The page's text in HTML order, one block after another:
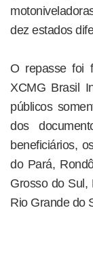
dez estados
O repasse foi
XCMG Brasil
públicos
dos
beneficiários,
do Pará,
Grosso do Sul,
Rio Grande do